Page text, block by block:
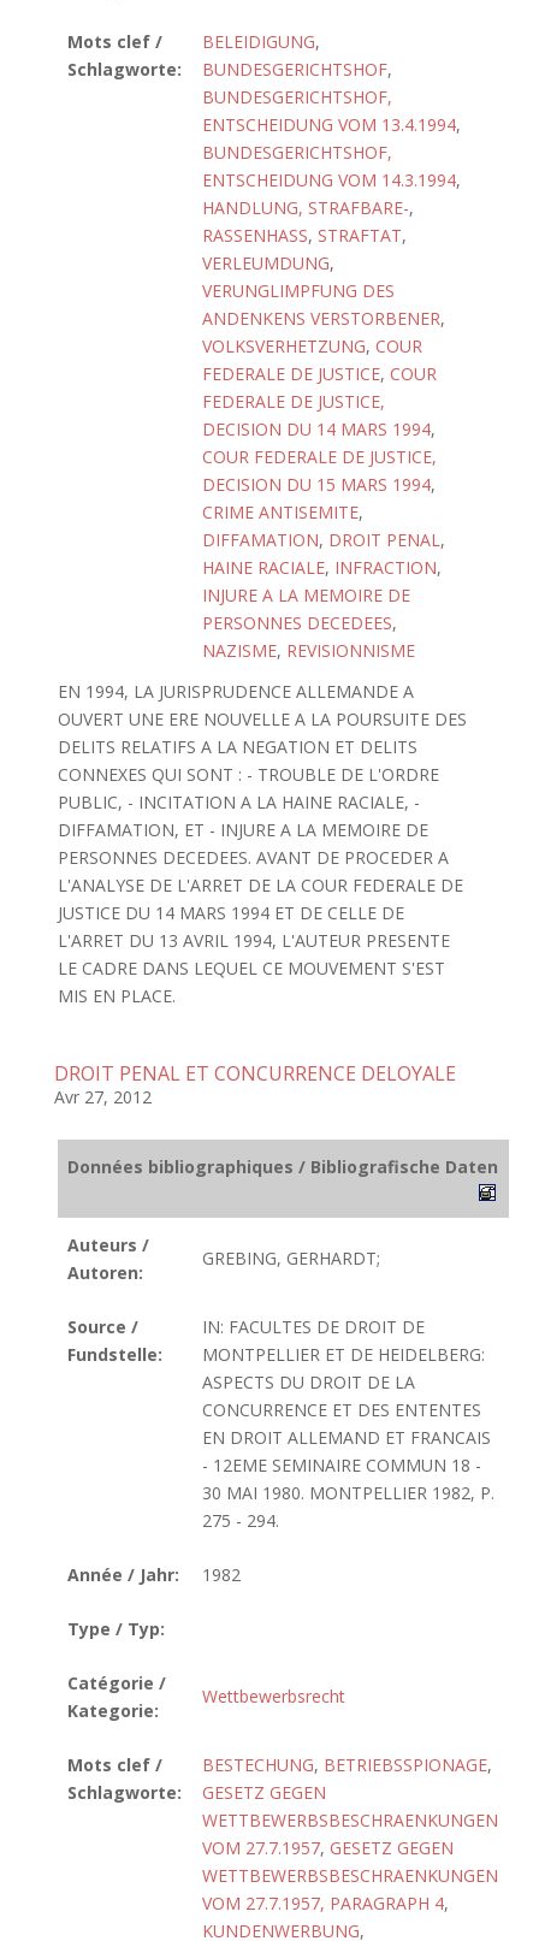
Mots clef /
Schlagworte:
BELEIDIGUNG,
BUNDESGERICHTSHOF,
BUNDESGERICHTSHOF,
ENTSCHEIDUNG VOM 13.4.1994,
BUNDESGERICHTSHOF,
ENTSCHEIDUNG VOM 14.3.1994,
HANDLUNG, STRAFBARE-,
RASSENHASS, STRAFTAT,
VERLEUMDUNG,
VERUNGLIMPFUNG DES
ANDENKENS VERSTORBENER,
VOLKSVERHETZUNG, COUR
FEDERALE DE JUSTICE, COUR
FEDERALE DE JUSTICE,
DECISION DU 14 MARS 1994,
COUR FEDERALE DE JUSTICE,
DECISION DU 15 MARS 1994,
CRIME ANTISEMITE,
DIFFAMATION, DROIT PENAL,
HAINE RACIALE, INFRACTION,
INJURE A LA MEMOIRE DE
PERSONNES DECEDEES,
NAZISME, REVISIONNISME
EN 1994, LA JURISPRUDENCE ALLEMANDE A
OUVERT UNE ERE NOUVELLE A LA POURSUITE DES
DELITS RELATIFS A LA NEGATION ET DELITS
CONNEXES QUI SONT : - TROUBLE DE L'ORDRE
PUBLIC, - INCITATION A LA HAINE RACIALE, -
DIFFAMATION, ET - INJURE A LA MEMOIRE DE
PERSONNES DECEDEES. AVANT DE PROCEDER A
L'ANALYSE DE L'ARRET DE LA COUR FEDERALE DE
JUSTICE DU 14 MARS 1994 ET DE CELLE DE
L'ARRET DU 13 AVRIL 1994, L'AUTEUR PRESENTE
LE CADRE DANS LEQUEL CE MOUVEMENT S'EST
MIS EN PLACE.
DROIT PENAL ET CONCURRENCE DELOYALE
Avr 27, 2012
Données bibliographiques / Bibliografische Daten
Auteurs /
Autoren:
GREBING, GERHARDT;
Source /
Fundstelle:
IN: FACULTES DE DROIT DE
MONTPELLIER ET DE HEIDELBERG:
ASPECTS DU DROIT DE LA
CONCURRENCE ET DES ENTENTES
EN DROIT ALLEMAND ET FRANCAIS
- 12EME SEMINAIRE COMMUN 18 -
30 MAI 1980. MONTPELLIER 1982, P.
275 - 294.
Année / Jahr: 1982
Type / Typ:
Catégorie /
Kategorie:
Wettbewerbsrecht
Mots clef /
Schlagworte:
BESTECHUNG, BETRIEBSSPIONAGE,
GESETZ GEGEN
WETTBEWERBSBESCHRAENKUNGEN
VOM 27.7.1957, GESETZ GEGEN
WETTBEWERBSBESCHRAENKUNGEN
VOM 27.7.1957, PARAGRAPH 4,
KUNDENWERBUNG,